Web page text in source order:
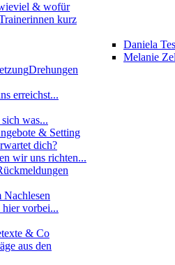
& wofür
kurz
Daniela
Melanie
Drehungen
erreichst...
was...
& Setting
dich?
wir uns richten...
Nachlesen
hier vorbei...
& Co
aus den